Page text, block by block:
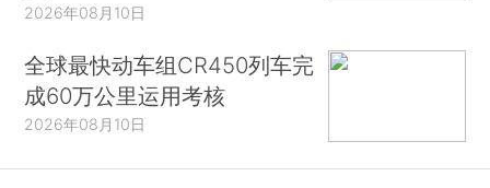
2026年08月10日
全球最快动车组CR450列车完
成60万公里运用考核
2026年08月10日